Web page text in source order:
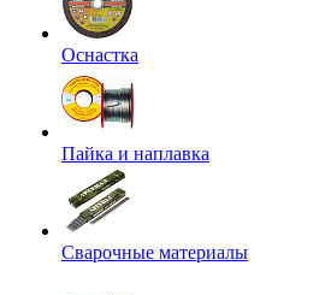
Оснастка
Пайка и наплавка
Сварочные материалы